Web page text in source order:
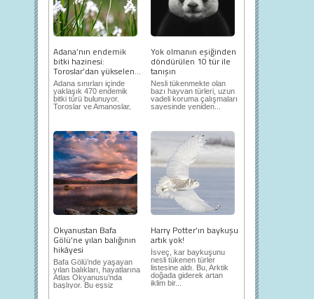
Adana’nın endemik
bitki hazinesi:
Toroslar’dan yükselen...
Adana sınırları içinde
yaklaşık 470 endemik
bitki türü bulunuyor.
Toroslar ve Amanoslar,
Yok olmanın eşiğinden
döndürülen 10 tür ile
tanışın
Nesli tükenmekte olan
bazı hayvan türleri, uzun
vadeli koruma çalışmaları
sayesinde yeniden...
Okyanustan Bafa
Gölü’ne yılan balığının
hikâyesi
Bafa Gölü’nde yaşayan
yılan balıkları, hayatlarına
Atlas Okyanusu’nda
başlıyor. Bu eşsiz
Harry Potter’ın baykuşu
artık yok!
İsveç, kar baykuşunu
nesli tükenen türler
listesine aldı. Bu, Arktik
doğada giderek artan
iklim bir...